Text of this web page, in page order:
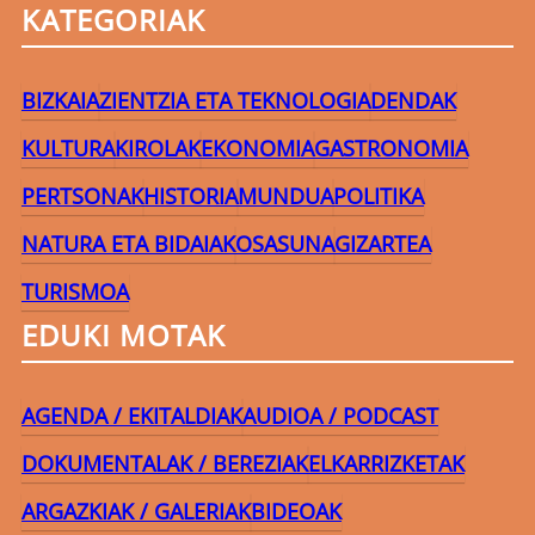
KATEGORIAK
BIZKAIAZIENTZIA ETA TEKNOLOGIADENDAK
KULTURAKIROLAKEKONOMIAGASTRONOMIA
PERTSONAKHISTORIAMUNDUAPOLITIKA
NATURA ETA BIDAIAKOSASUNAGIZARTEA
TURISMOA
EDUKI MOTAK
AGENDA / EKITALDIAKAUDIOA / PODCAST
DOKUMENTALAK / BEREZIAKELKARRIZKETAK
ARGAZKIAK / GALERIAKBIDEOAK